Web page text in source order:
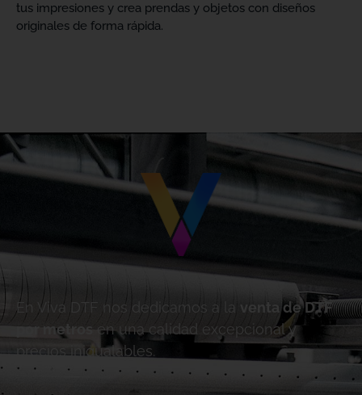
tus impresiones y crea prendas y objetos con diseños
originales de forma rápida.
En Viva DTF nos dedicamos a la
venta de DTF
por metros
en una calidad excepcional y
precios inigualables.